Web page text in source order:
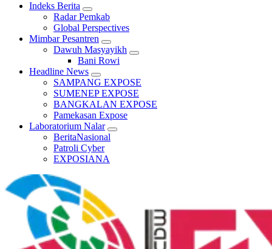
Indeks Berita
Radar Pemkab
Global Perspectives
Mimbar Pesantren
Dawuh Masyayikh
Bani Rowi
Headline News
SAMPANG EXPOSE
SUMENEP EXPOSE
BANGKALAN EXPOSE
Pamekasan Expose
Laboratorium Nalar
BeritaNasional
Patroli Cyber
EXPOSIANA